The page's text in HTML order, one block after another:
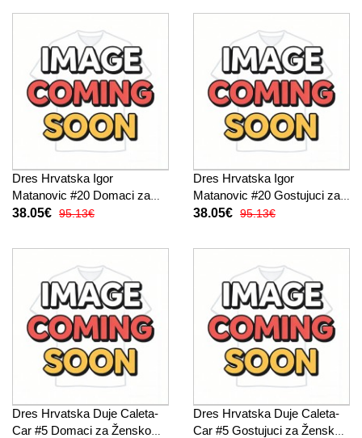
Dres Hrvatska Igor
Matanovic #20 Domaci za
Žensko SP 2026 Kratak
38.05€ 95.13€
Dres Hrvatska Igor
Matanovic #20 Gostujuci za
Žensko SP 2026 Kratak
38.05€ 95.13€
Dres Hrvatska Duje Caleta-
Car #5 Domaci za Žensko
Dres Hrvatska Duje Caleta-
Car #5 Gostujuci za Žensko